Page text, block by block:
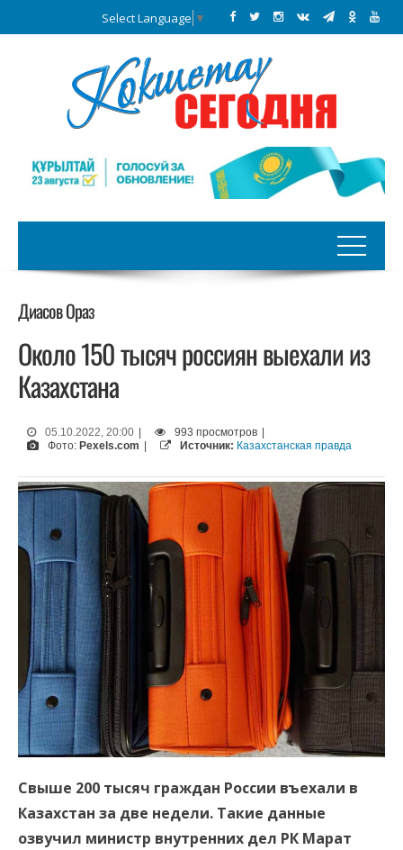
Select Language ▼
Диасов Ораз
Около 150 тысяч россиян выехали из
Казахстана
05.10.2022, 20:00 993 просмотров
Фото: Pexels.com Источник: Казахстанская правда
Свыше 200 тысяч граждан России въехали в
Казахстан за две недели. Такие данные
озвучил министр внутренних дел РК Марат